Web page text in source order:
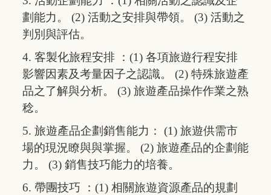
劃能力。 (2) 活動之安排與帶領。 (3) 活動之
判別與評估。
4. 客製化旅程安排 ：(1) 各項旅遊行程安排
影響因素及考量因子之認識。 (2) 特殊旅遊產
品之了解與分析。 (3) 旅遊產品操作作業之熟
稔。
5. 旅遊產品企劃銷售能力： (1) 旅遊供需市
場的現況瞭與與掌握。 (2) 旅遊產品的企劃能
力。 (3) 銷售技巧能力的培養。
6. 帶團技巧 ：(1) 相關旅遊資源產品的規劃